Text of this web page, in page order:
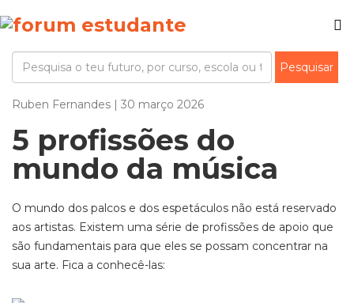
Ruben Fernandes | 30 março 2026
5 profissões do
mundo da música
O mundo dos palcos e dos espetáculos não está reservado
aos artistas. Existem uma série de profissões de apoio que
são fundamentais para que eles se possam concentrar na
sua arte. Fica a conhecê-las: